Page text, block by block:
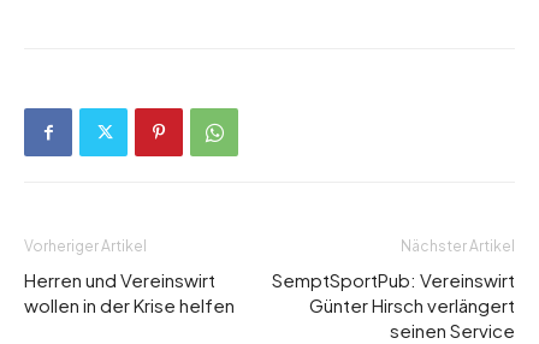
Vorheriger Artikel
Herren und Vereinswirt
wollen in der Krise helfen
Nächster Artikel
SemptSportPub: Vereinswirt
Günter Hirsch verlängert
seinen Service